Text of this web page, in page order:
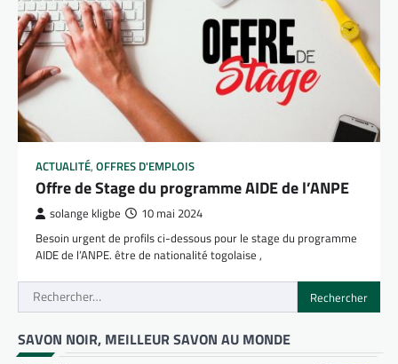
ACTUALITÉ, OFFRES D'EMPLOIS
Offre de Stage du programme AIDE de l’ANPE
solange kligbe 10 mai 2024
Besoin urgent de profils ci-dessous pour le stage du programme
AIDE de l’ANPE. être de nationalité togolaise ,
Rechercher :
SAVON NOIR, MEILLEUR SAVON AU MONDE